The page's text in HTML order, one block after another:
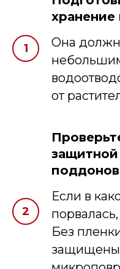
хранение
Она
от
защитной
поддонов
Если в
Без
защищены